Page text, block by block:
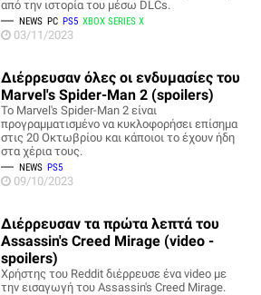
από την ιστορία του μέσω DLCs.
NEWS PC PS5 XBOX SERIES X
03/11/2023
Διέρρευσαν όλες οι ενδυμασίες του
Marvel's Spider-Man 2 (spoilers)
To Marvel's Spider-Man 2 είναι
προγραμματισμένο να κυκλοφορήσει επίσημα
στις 20 Οκτωβρίου και κάποιοι το έχουν ήδη
στα χέρια τους.
NEWS PS5
09/10/2023
Διέρρευσαν τα πρώτα λεπτά του
Assassin's Creed Mirage (video -
spoilers)
Χρήστης του Reddit διέρρευσε ένα video με
την εισαγωγή του Assassin's Creed Mirage.